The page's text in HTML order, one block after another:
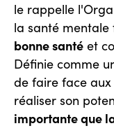
le rappelle
la santé mentale
bonne santé et
Définie comme
de faire face
réaliser son
importante que